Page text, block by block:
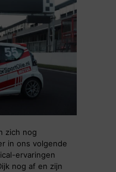
zich nog
in ons volgende
ervaringen
nog af en zijn